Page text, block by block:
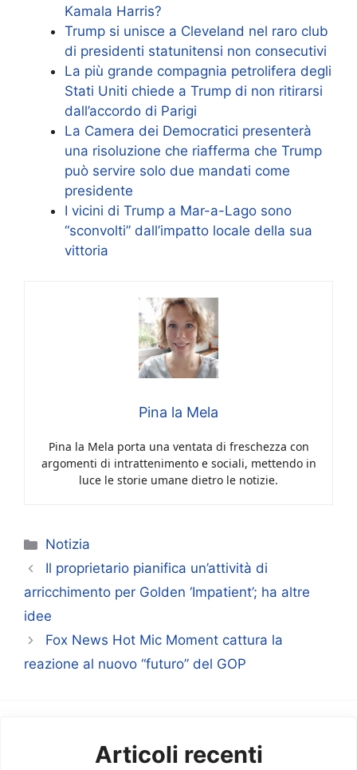
Kamala Harris?
Trump si unisce a Cleveland nel raro club
di presidenti statunitensi non consecutivi
La più grande compagnia petrolifera degli
Stati Uniti chiede a Trump di non ritirarsi
dall’accordo di Parigi
La Camera dei Democratici presenterà
una risoluzione che riafferma che Trump
può servire solo due mandati come
presidente
I vicini di Trump a Mar-a-Lago sono
“sconvolti” dall’impatto locale della sua
vittoria
Pina la Mela
Pina la Mela porta una ventata di freschezza con
argomenti di intrattenimento e sociali, mettendo in
luce le storie umane dietro le notizie.
Categorie
Notizia
Il proprietario pianifica un’attività di
arricchimento per Golden ‘Impatient’; ha altre
idee
Fox News Hot Mic Moment cattura la
reazione al nuovo “futuro” del GOP
Articoli recenti